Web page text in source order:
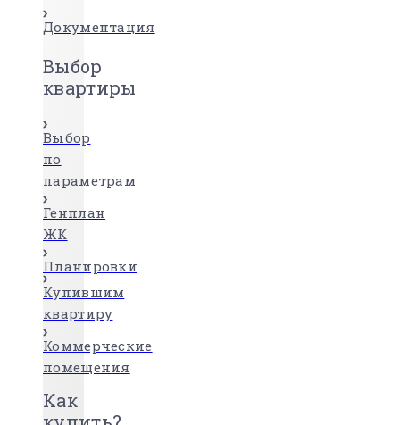
Документация
Выбор
квартиры
Выбор
по
параметрам
Генплан
ЖК
Планировки
Купившим
квартиру
Коммерческие
помещения
Как